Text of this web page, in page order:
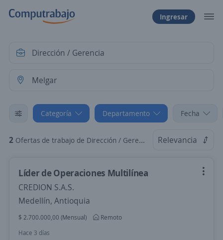
Ingresar
Categoría Departamento Fecha
2 Ofertas de trabajo de Dirección / Gerencia en Melgar, Tolima Relevancia
Líder de Operaciones Multilínea
CREDION S.A.S.
Medellín, Antioquia
$ 2.700.000,00 (Mensual)
Remoto
Hace 3 días